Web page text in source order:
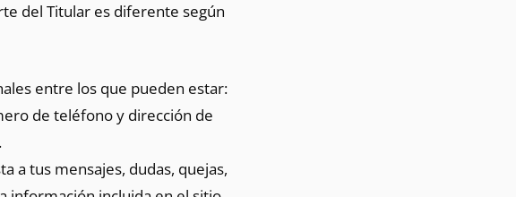
del Titular es diferente según
entre los que pueden estar:
de teléfono y dirección de
a tus mensajes, dudas, quejas,